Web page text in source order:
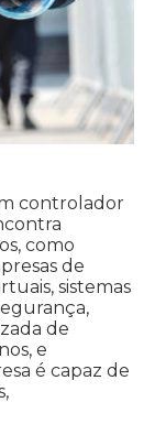
controlador
como
de
sistemas
de
e
é capaz de